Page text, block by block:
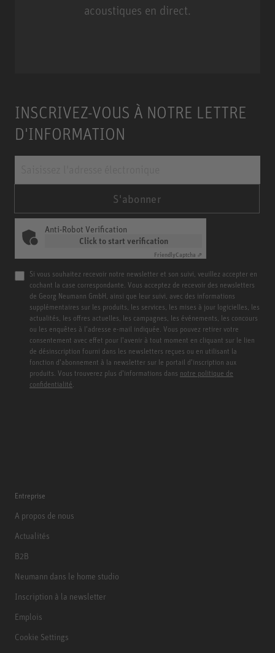
acoustiques en direct.
INSCRIVEZ-VOUS À NOTRE LETTRE
D'INFORMATION
S'abonner
Anti-Robot Verification
Click to start verification
FriendlyCaptcha ⇗
Si vous souhaitez recevoir notre newsletter et son suivi, veuillez accepter en
cochant la case correspondante. Vous acceptez de recevoir des newsletters
de Georg Neumann GmbH, ainsi que leur suivi, avec des informations
supplémentaires sur les produits, les services, les mises à jour logicielles, les
actualités, les offres actuelles, les campagnes, les événements, les concours
ou les enquêtes à l’adresse e-mail indiquée. Vous pouvez retirer votre
consentement avec effet pour l’avenir à tout moment en cliquant sur le lien
de désinscription fourni dans les newsletters reçues ou en utilisant la
fonction d’abonnement à la newsletter sur le portail d’inscription aux
produits. Vous trouverez plus d’informations dans notre politique de
confidentialité
Entreprise
A propos de nous
Actualités
B2B
Neumann dans le home studio
Inscription à la newsletter
Emplois
Cookie Settings